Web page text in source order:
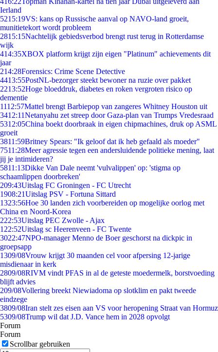
Ierland
5215:19VS: kans op Russische aanval op NAVO-land groeit,
munitietekort wordt probleem
2815:15Nachtelijk gebiedsverbod brengt rust terug in Rotterdamse
wijk
414:35XBOX platform krijgt zijn eigen "Platinum" achievements dit
jaar
214:28Forensics: Crime Scene Detective
4413:55PostNL-bezorger steekt bewoner na ruzie over pakket
2213:52Hoge bloeddruk, diabetes en roken vergroten risico op
dementie
1112:57Mattel brengt Barbiepop van zangeres Whitney Houston uit
3412:11Netanyahu zet streep door Gaza-plan van Trumps Vredesraad
5312:05China boekt doorbraak in eigen chipmachines, druk op ASML
groeit
3811:59Britney Spears: "Ik geloof dat ik heb gefaald als moeder"
7511:28Meer agressie tegen een andersluidende politieke mening, laat
jij je intimideren?
5811:13Dikke Van Dale neemt 'vulvalippen' op: 'stigma op
schaamlippen doorbreken'
209:43Uitslag FC Groningen - FC Utrecht
1908:21Uitslag PSV - Fortuna Sittard
1323:56Hoe 30 landen zich voorbereiden op mogelijke oorlog met
China en Noord-Korea
222:53Uitslag PEC Zwolle - Ajax
1 22:52Uitslag sc Heerenveen - FC Twente
3022:47NPO-manager Menno de Boer geschorst na dickpic in
groepsapp
1309/08Vrouw krijgt 30 maanden cel voor afpersing 12-jarige
misdienaar in kerk
2809/08RIVM vindt PFAS in al de geteste moedermelk, borstvoeding
blijft advies
209/08Vollering breekt Niewiadoma op slotklim en pakt tweede
eindzege
3809/08Iran stelt zes eisen aan VS voor heropening Straat van Hormuz
5309/08Trump wil dat J.D. Vance hem in 2028 opvolgt
Forum
Forum
Scrollbar gebruiken